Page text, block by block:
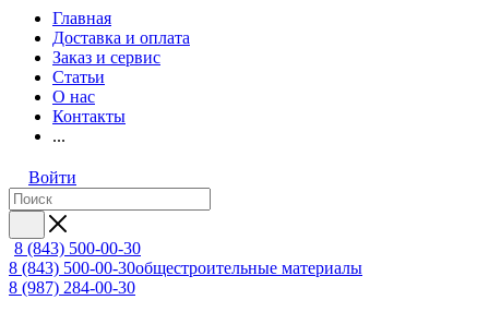
Главная
Доставка и оплата
Заказ и сервис
Статьи
О нас
Контакты
...
Войти
8 (843) 500-00-30
8 (843) 500-00-30общестроительные материалы
8 (987) 284-00-30